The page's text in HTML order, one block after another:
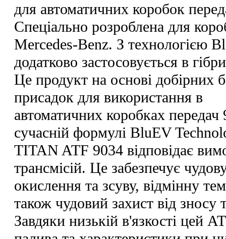
для автоматичних коробок
Спеціально розроблена для
Mercedes-Benz. З технологією
додатково застосовується в
Це продукт на основі добірних
присадок для використання в
автоматичних коробках
сучасній формулі BluEV
TITAN ATF 9034 відповідає
трансмісій. Це забезпечує
окислення та зсуву, відмінну
також чудовий захист від зносу
Завдяки низькій в'язкості цей